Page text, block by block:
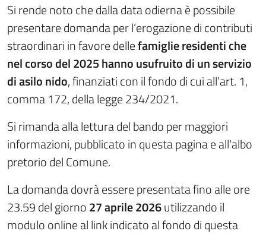
Si rende noto che dalla data odierna è possibile
presentare domanda per l’erogazione di contributi
straordinari in favore dellefamiglie residenti che
nel corso del 2025 hanno usufruito di un servizio
di asilo nido, finanziati con il fondo di cui all’art. 1,
comma 172, della legge 234/2021.
Si rimanda alla lettura del bando per maggiori
informazioni, pubblicato in questa pagina e all'albo
pretorio del Comune.
La domanda dovrà essere presentata fino alle ore
23.59 del giorno27 aprile 2026utilizzando il
modulo online al link indicato al fondo di questa